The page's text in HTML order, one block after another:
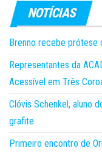
Brenno recebe prótese
Representantes da
Acessível em Três
Clóvis Schenkel, aluno
grafite
Primeiro encontro de